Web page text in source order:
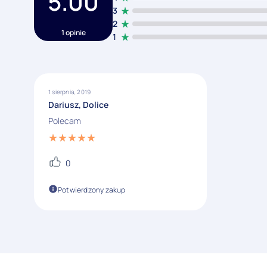
1 opinie 1
2
3
1 sierpnia, 2019
Dariusz, Dolice
Polecam
0
Potwierdzony zakup